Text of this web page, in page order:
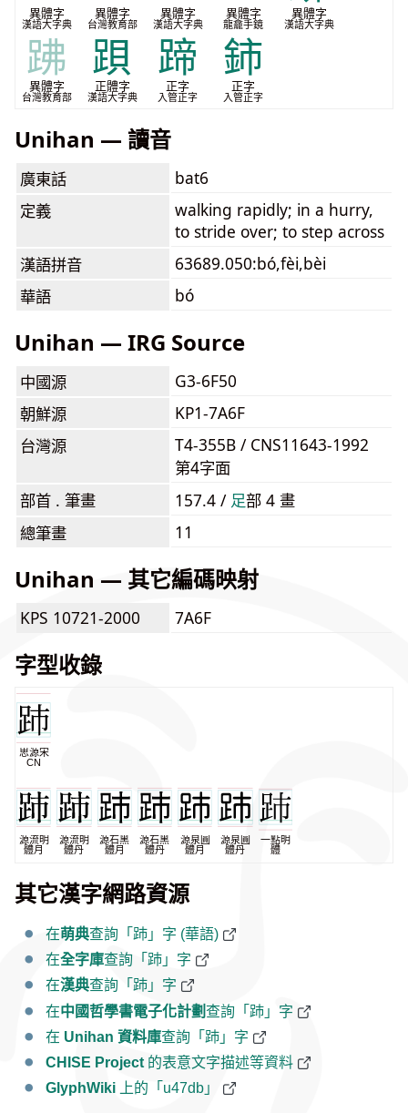
異體字
漢語大字典
異體字
台灣教育部
異體字
漢語大字典
異體字
龍龕手鏡
異體字
漢語大字典
𧿳
異體字
台灣教育部
䟺
正體字
漢語大字典
蹄
正字
入管正字
鈰
正字
入管正字
Unihan — 讀音
廣東話
bat6
定義
walking rapidly; in a hurry,
to stride over; to step across
漢語拼音
63689.050:bó,fèi,bèi
華語
bó
Unihan — IRG Source
中國源
G3-6F50
朝鮮源
KP1-7A6F
台灣源
T4-355B / CNS11643-1992
第4字面
部首 . 筆畫
157.4 / ⾜部 4 畫
總筆畫
11
Unihan — 其它編碼映射
KPS 10721-2000 7A6F
字型收錄
思源宋
CN
源流明
體月
源流明
體丹
源石黑
體月
源石黑
體丹
源泉圓
體月
源泉圓
體丹
一點明
體
其它漢字網路資源
在萌典查詢「䟛」字 (華語)
在全字庫查詢「䟛」字
在漢典查詢「䟛」字
在中國哲學書電子化計劃查詢「䟛」字
在 Unihan 資料庫查詢「䟛」字
CHISE Project 的表意文字描述等資料
GlyphWiki 上的「u47db」